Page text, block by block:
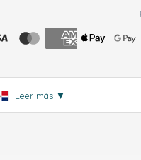
Leer más ▼